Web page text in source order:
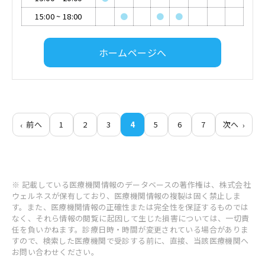
15:00~ 18:00 ● ● ●
ホームページへ
前へ 1 2 3 4 5 6 7 次へ
※ 記載している医療機関情報のデータベースの著作権は、株式会社
ウェルネスが保有しており、医療機関情報の複製は固く禁止しま
す。また、医療機関情報の正確性または完全性を保証するものでは
なく、それら情報の閲覧に起因して生じた損害については、一切責
任を負いかねます。診療日時・時間が変更されている場合がありま
すので、検索した医療機関で受診する前に、直接、当該医療機関へ
お問い合わせください。